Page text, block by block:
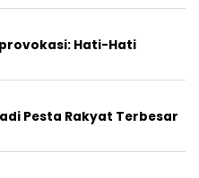
Hati-Hati
Pesta Rakyat Terbesar